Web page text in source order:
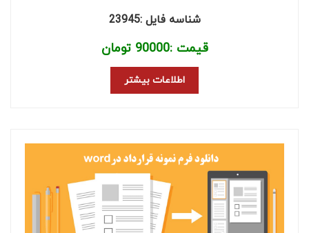
شناسه فایل :23945
قیمت :90000 تومان
اطلاعات بیشتر